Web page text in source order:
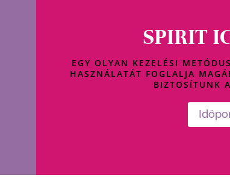
SPIRIT
EGY OLYAN KEZELÉSI
HASZNÁLATÁT FOGLALJA
BIZTOSÍTUNK